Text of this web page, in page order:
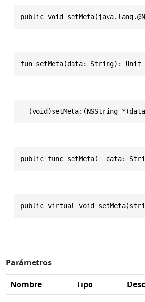
public void
fun setMeta(data: String): Unit
- (void)setMeta:(NSString *)data
public func setMeta(_ data:
public virtual void
Parámetros
Nombre Tipo